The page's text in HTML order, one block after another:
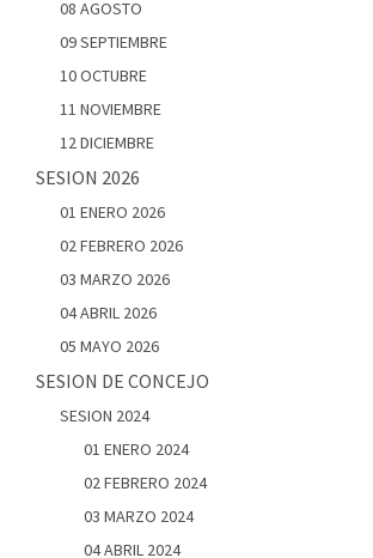
08 AGOSTO
09 SEPTIEMBRE
10 OCTUBRE
11 NOVIEMBRE
12 DICIEMBRE
SESION 2026
01 ENERO 2026
02 FEBRERO 2026
03 MARZO 2026
04 ABRIL 2026
05 MAYO 2026
SESION DE CONCEJO
SESION 2024
01 ENERO 2024
02 FEBRERO 2024
03 MARZO 2024
04 ABRIL 2024